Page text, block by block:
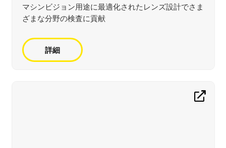
マシンビジョン用途に最適化されたレンズ設計でさま
ざまな分野の検査に貢献
詳細